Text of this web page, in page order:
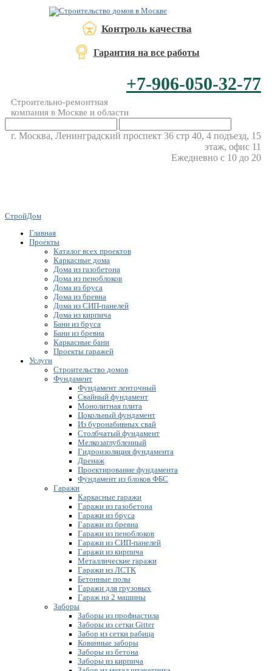
Контроль качества
Гарантия на все работы
+7-906-050-32-77
Строительно-ремонтная
компания в Москве и области
г. Москва, Ленинградский проспект 36 стр 40, 4 подъезд, 15
этаж, офис 11
Ежедневно с 10 до 20
СтройДом
Главная
Проекты
Каталог всех проектов
Каркасные дома
Дома из газобетона
Дома из пеноблоков
Дома из бруса
Дома из бревна
Дома из СИП-панелей
Дома из кирпича
Бани из бруса
Бани из бревна
Каркасные бани
Проекты гаражей
Услуги
Строительство домов
Фундамент
Фундамент ленточный
Свайный фундамент
Монолитная плита
Цокольный фундамент
Из буронабивных свай
Столбчатый фундамент
Мелкозаглубленный
Гидроизоляция фундамента
Дренаж
Проектирование фундамента
Фундамент из блоков ФБС
Гаражи
Каркасные гаражи
Гаражи из газобетона
Гаражи из бруса
Гаражи из бревна
Гаражи из пеноблоков
Гаражи из СИП-панелей
Гаражи из кирпича
Металлические гаражи
Гаражи из ЛСТК
Бетонные полы
Гаражи для грузовых
Гараж на 2 машины
Заборы
Заборы из профнастила
Заборы из сетки Gitter
Забор из сетки рабица
Кованные заборы
Заборы из бетона
Заборы из кирпича